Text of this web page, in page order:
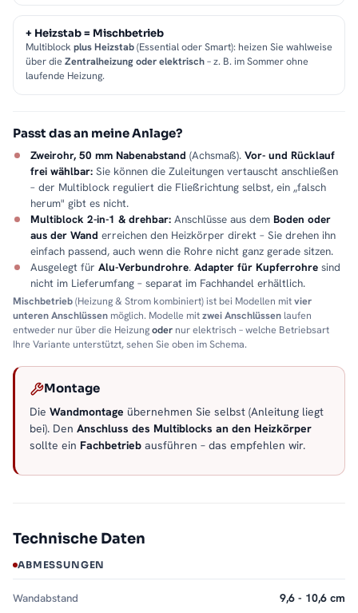
+ Heizstab = Mischbetrieb
Multiblock plus Heizstab(Essential oder Smart): heizen Sie wahlweise
über die Zentralheizung oder elektrisch– z. B. im Sommer ohne
laufende Heizung.
Passt das an meine Anlage?
Zweirohr, 50 mm Nabenabstand (Achsmaß). Vor- und Rücklauf
frei wählbar: Sie können die Zuleitungen vertauscht anschließen
– der Multiblock reguliert die Fließrichtung selbst, ein „falsch
herum" gibt es nicht.
Multiblock 2-in-1 & drehbar: Anschlüsse aus dem Boden oder
aus der Wand erreichen den Heizkörper direkt – Sie drehen ihn
einfach passend, auch wenn die Rohre nicht ganz gerade sitzen.
Ausgelegt für Alu-Verbundrohre. Adapter für Kupferrohre sind
nicht im Lieferumfang – separat im Fachhandel erhältlich.
Mischbetrieb(Heizung & Strom kombiniert) ist bei Modellen mitvier
unteren Anschlüssen möglich. Modelle mitzwei Anschlüssen laufen
entweder nur über die Heizungoder nur elektrisch – welche Betriebsart
Ihre Variante unterstützt, sehen Sie oben im Schema.
Montage
Die Wandmontage übernehmen Sie selbst (Anleitung liegt
bei). Den Anschluss des Multiblocks an den Heizkörper
sollte ein Fachbetrieb ausführen – das empfehlen wir.
Technische Daten
ABMESSUNGEN
Wandabstand 9,6 - 10,6 cm